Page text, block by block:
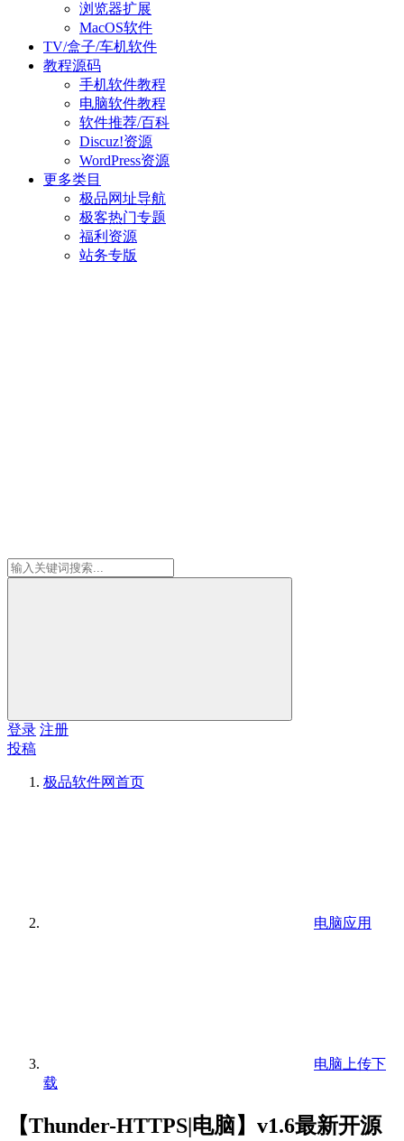
浏览器扩展
MacOS软件
TV/盒子/车机软件
教程源码
手机软件教程
电脑软件教程
软件推荐/百科
Discuz!资源
WordPress资源
更多类目
极品网址导航
极客热门专题
福利资源
站务专版
登录 注册
投稿
极品软件网首页
电脑应用
电脑上传下
载
【Thunder-HTTPS|电脑】v1.6最新开源